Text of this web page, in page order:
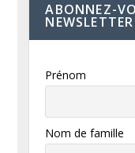
ABONNEZ-
NEWSLETTER
Prénom
Nom de famille